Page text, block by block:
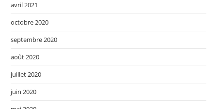
avril 2021
octobre 2020
septembre 2020
août 2020
juillet 2020
juin 2020